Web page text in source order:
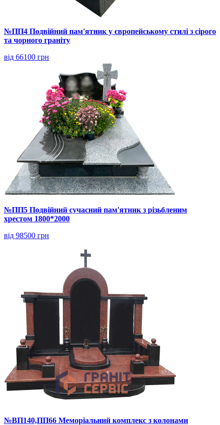
№ПП4 Подвійний пам'ятник у європейському стилі з сірого
та чорного граніту
від 66100 грн
№ПП5 Подвійний сучасний пам'ятник з різьбленим
хрестом 1800*2000
від 98500 грн
№ВП140,ПП66 Меморіальний комплекс з колонами